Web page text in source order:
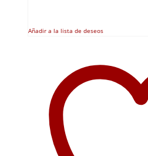
Añadir a la lista de deseos